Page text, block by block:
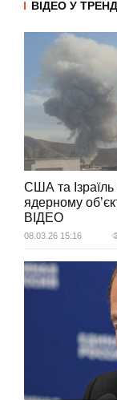
ВІДЕО У
США та Ізраїль
ядерному
ВIДЕО
08.03.26 15:16